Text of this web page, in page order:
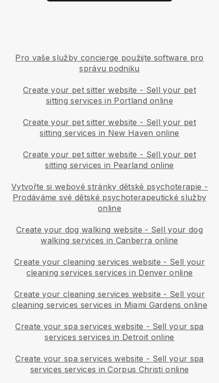
Pro vaše služby concierge použijte software pro
správu podniku
Create your pet sitter website - Sell your pet
sitting services in Portland online
Create your pet sitter website - Sell your pet
sitting services in New Haven online
Create your pet sitter website - Sell your pet
sitting services in Pearland online
Vytvořte si webové stránky dětské psychoterapie -
Prodáváme své dětské psychoterapeutické služby
online
Create your dog walking website - Sell your dog
walking services in Canberra online
Create your cleaning services website - Sell your
cleaning services services in Denver online
Create your cleaning services website - Sell your
cleaning services services in Miami Gardens online
Create your spa services website - Sell your spa
services services in Detroit online
Create your spa services website - Sell your spa
services services in Corpus Christi online